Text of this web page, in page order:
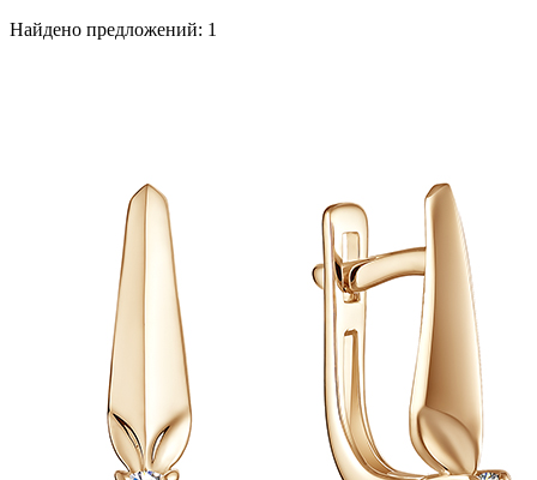
Найдено предложений: 1